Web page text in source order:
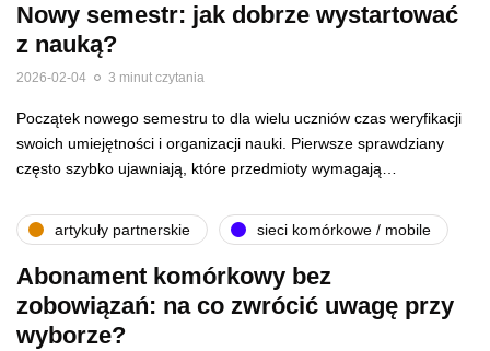
Nowy semestr: jak dobrze wystartować
z nauką?
2026-02-04 3 minut czytania
Początek nowego semestru to dla wielu uczniów czas weryfikacji
swoich umiejętności i organizacji nauki. Pierwsze sprawdziany
często szybko ujawniają, które przedmioty wymagają…
artykuły partnerskie sieci komórkowe / mobile
Abonament komórkowy bez
zobowiązań: na co zwrócić uwagę przy
wyborze?